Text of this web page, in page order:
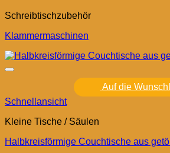
Schreibtischzubehör
Klammermaschinen
Auf die
Schnellansicht
Kleine Tische / Säulen
Halbkreisförmige Couchtische aus